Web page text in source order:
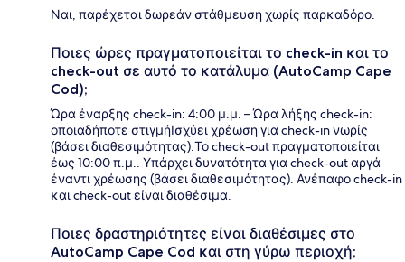
Ναι, παρέχεται δωρεάν στάθμευση χωρίς παρκαδόρο.
Ποιες ώρες πραγματοποιείται το check-in και το
check-out σε αυτό το κατάλυμα (AutoCamp Cape
Cod);
Ώρα έναρξης check-in: 4:00 μ.μ. – Ώρα λήξης check-in:
οποιαδήποτε στιγμήΙσχύει χρέωση για check-in νωρίς
(βάσει διαθεσιμότητας).Το check-out πραγματοποιείται
έως 10:00 π.μ.. Υπάρχει δυνατότητα για check-out αργά
έναντι χρέωσης (βάσει διαθεσιμότητας). Ανέπαφο check-in
και check-out είναι διαθέσιμα.
Ποιες δραστηριότητες είναι διαθέσιμες στο
AutoCamp Cape Cod και στη γύρω περιοχή;